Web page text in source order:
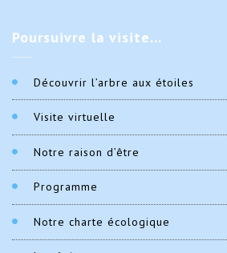
Poursuivre la visite…
Découvrir l’arbre aux étoiles
Visite virtuelle
Notre raison d’être
Programme
Notre charte écologique